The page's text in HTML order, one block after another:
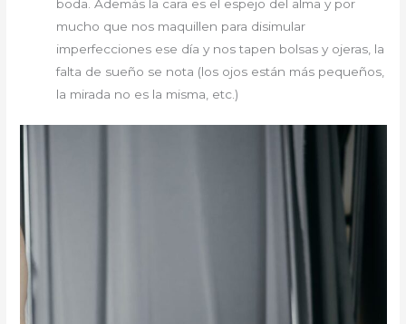
boda. Además la cara es el espejo del alma y por
mucho que nos maquillen para disimular
imperfecciones ese día y nos tapen bolsas y ojeras, la
falta de sueño se nota (los ojos están más pequeños,
la mirada no es la misma, etc.)